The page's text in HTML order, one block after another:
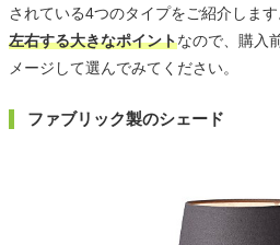
されている4つのタイプをご紹介します
左右する大きなポイントなので、購入
メージして選んでみてください。
ファブリック製のシェード